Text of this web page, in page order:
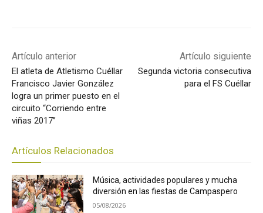
Artículo anterior
El atleta de Atletismo Cuéllar
Francisco Javier González
logra un primer puesto en el
circuito “Corriendo entre
viñas 2017”
Artículo siguiente
Segunda victoria consecutiva
para el FS Cuéllar
Artículos Relacionados
Música, actividades populares y mucha
diversión en las fiestas de Campaspero
05/08/2026